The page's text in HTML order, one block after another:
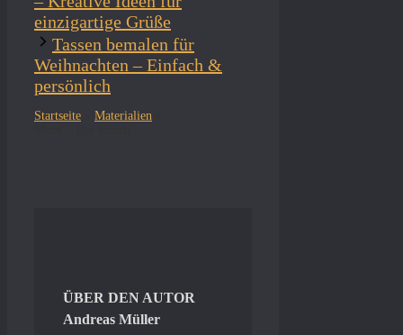
einzigartige Grüße
Tassen bemalen für
Weihnachten – Einfach &
persönlich
Startseite Materialien
ÜBER DEN AUTOR
Andreas Müller